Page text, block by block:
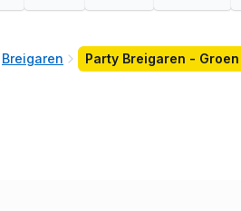
Breigaren Party Breigaren - Groen